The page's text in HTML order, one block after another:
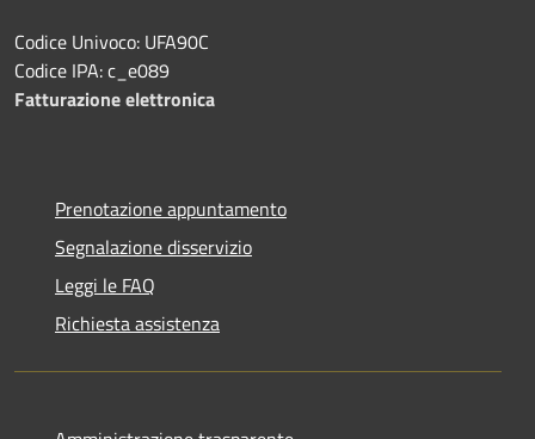
Codice Univoco: UFA90C
Codice IPA: c_e089
Fatturazione elettronica
Prenotazione appuntamento
Segnalazione disservizio
Leggi le FAQ
Richiesta assistenza